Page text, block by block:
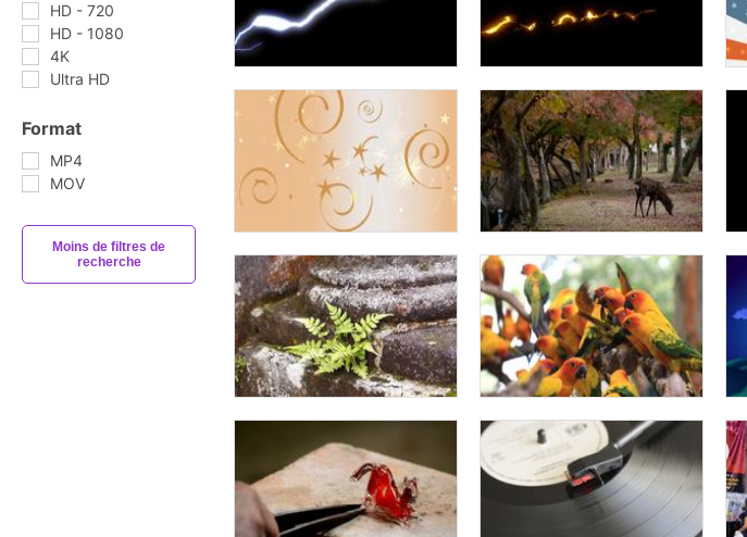
HD - 720
HD - 1080
4K
Ultra HD
Format
MP4
MOV
Moins de filtres de
recherche